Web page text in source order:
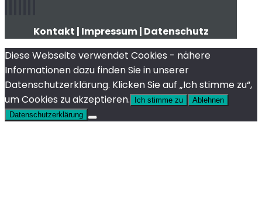
Kontakt | Impressum| Datenschutz
Diese Webseite verwendet Cookies - nähere
Informationen dazu finden Sie in unserer
Datenschutzerklärung. Klicken Sie auf „Ich stimme zu“,
um Cookies zu akzeptieren.
Ich stimme zu
Ablehnen
Datenschutzerklärung